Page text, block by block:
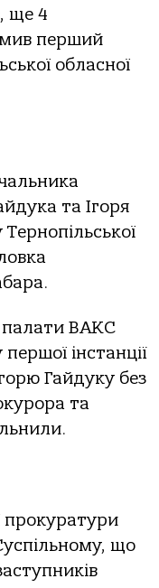
ще 4
перший
обласної
та Ігоря
палати ВАКС
інстанції
Гайдуку без
та
прокуратури
що